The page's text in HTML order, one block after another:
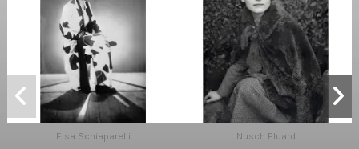
Elsa Schiaparelli
Nusch Eluard